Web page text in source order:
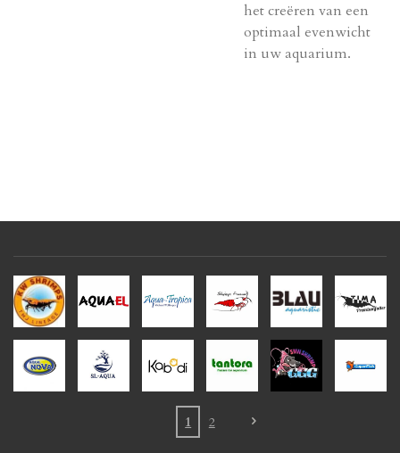
het creëren van een
optimaal evenwicht
in uw aquarium.
1 2